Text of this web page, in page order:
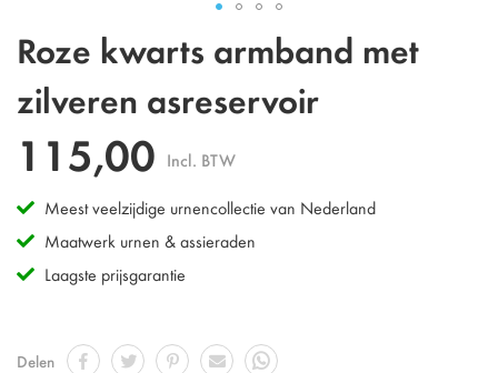
naar
begin
van
de
afbeeldingen-
Roze kwarts armband met
zilveren asreservoir
115,00 Incl. BTW
Meest veelzijdige urnencollectie van Nederland
Maatwerk urnen & assieraden
Laagste prijsgarantie
Delen